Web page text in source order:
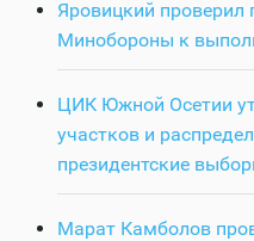
Яровицкий проверил
Минобороны к
ЦИК Южной Осетии
участков и
президентские
Марат Камболов